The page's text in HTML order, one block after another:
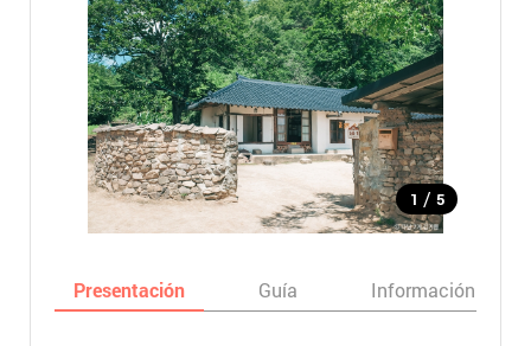
1 / 5
Presentación Guía Información